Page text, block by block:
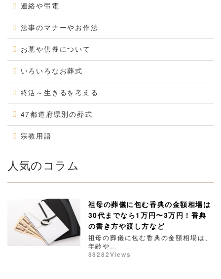
連絡や弔電
法事のマナーやお作法
お墓や供養について
いろいろなお葬式
終活～生きるを考える
47都道府県別の葬式
宗教用語
人気のコラム
祖母の葬儀に包む香典の金額相場は
30代までなら1万円〜3万円！香典
の書き方や渡し方など
祖母の葬儀に包む香典の金額相場は、
年齢や…
88282Views